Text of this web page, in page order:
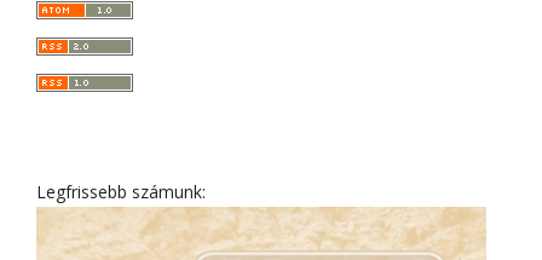
Legfrissebb számunk: